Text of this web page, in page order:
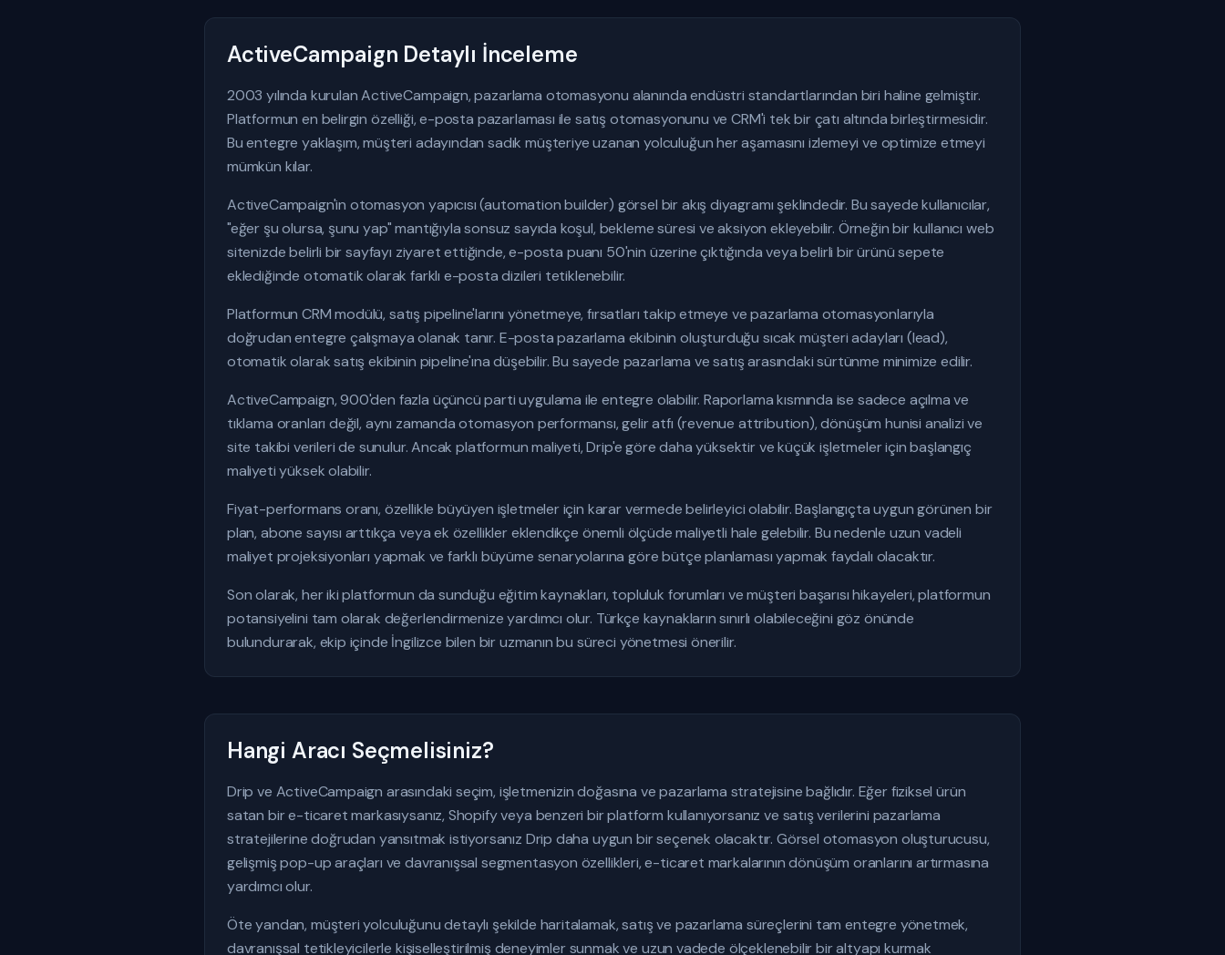
ActiveCampaign Detaylı İnceleme
2003 yılında kurulan ActiveCampaign, pazarlama otomasyonu alanında endüstri standartlarından biri haline gelmiştir.
Platformun en belirgin özelliği, e-posta pazarlaması ile satış otomasyonunu ve CRM'i tek bir çatı altında birleştirmesidir.
Bu entegre yaklaşım, müşteri adayından sadık müşteriye uzanan yolculuğun her aşamasını izlemeyi ve optimize etmeyi
mümkün kılar.
ActiveCampaign'in otomasyon yapıcısı (automation builder) görsel bir akış diyagramı şeklindedir. Bu sayede kullanıcılar,
"eğer şu olursa, şunu yap" mantığıyla sonsuz sayıda koşul, bekleme süresi ve aksiyon ekleyebilir. Örneğin bir kullanıcı web
sitenizde belirli bir sayfayı ziyaret ettiğinde, e-posta puanı 50'nin üzerine çıktığında veya belirli bir ürünü sepete
eklediğinde otomatik olarak farklı e-posta dizileri tetiklenebilir.
Platformun CRM modülü, satış pipeline'larını yönetmeye, fırsatları takip etmeye ve pazarlama otomasyonlarıyla
doğrudan entegre çalışmaya olanak tanır. E-posta pazarlama ekibinin oluşturduğu sıcak müşteri adayları (lead),
otomatik olarak satış ekibinin pipeline'ına düşebilir. Bu sayede pazarlama ve satış arasındaki sürtünme minimize edilir.
ActiveCampaign, 900'den fazla üçüncü parti uygulama ile entegre olabilir. Raporlama kısmında ise sadece açılma ve
tıklama oranları değil, aynı zamanda otomasyon performansı, gelir atfı (revenue attribution), dönüşüm hunisi analizi ve
site takibi verileri de sunulur. Ancak platformun maliyeti, Drip'e göre daha yüksektir ve küçük işletmeler için başlangıç
maliyeti yüksek olabilir.
Fiyat-performans oranı, özellikle büyüyen işletmeler için karar vermede belirleyici olabilir. Başlangıçta uygun görünen bir
plan, abone sayısı arttıkça veya ek özellikler eklendikçe önemli ölçüde maliyetli hale gelebilir. Bu nedenle uzun vadeli
maliyet projeksiyonları yapmak ve farklı büyüme senaryolarına göre bütçe planlaması yapmak faydalı olacaktır.
Son olarak, her iki platformun da sunduğu eğitim kaynakları, topluluk forumları ve müşteri başarısı hikayeleri, platformun
potansiyelini tam olarak değerlendirmenize yardımcı olur. Türkçe kaynakların sınırlı olabileceğini göz önünde
bulundurarak, ekip içinde İngilizce bilen bir uzmanın bu süreci yönetmesi önerilir.
Hangi Aracı Seçmelisiniz?
Drip ve ActiveCampaign arasındaki seçim, işletmenizin doğasına ve pazarlama stratejisine bağlıdır. Eğer fiziksel ürün
satan bir e-ticaret markasıysanız, Shopify veya benzeri bir platform kullanıyorsanız ve satış verilerini pazarlama
stratejilerine doğrudan yansıtmak istiyorsanız Drip daha uygun bir seçenek olacaktır. Görsel otomasyon oluşturucusu,
gelişmiş pop-up araçları ve davranışsal segmentasyon özellikleri, e-ticaret markalarının dönüşüm oranlarını artırmasına
yardımcı olur.
Öte yandan, müşteri yolculuğunu detaylı şekilde haritalamak, satış ve pazarlama süreçlerini tam entegre yönetmek,
davranışsal tetikleyicilerle kişiselleştirilmiş deneyimler sunmak ve uzun vadede ölçeklenebilir bir altyapı kurmak